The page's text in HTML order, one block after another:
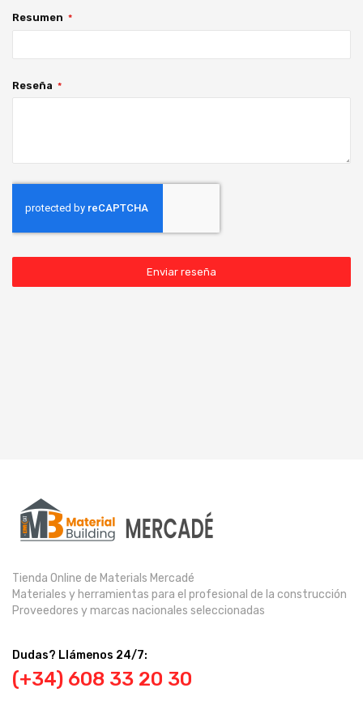
Resumen
Reseña
Enviar reseña
Tienda Online de Materials Mercadé
Materiales y herramientas para el profesional de la construcción
Proveedores y marcas nacionales seleccionadas
Dudas? Llámenos 24/7:
(+34) 608 33 20 30